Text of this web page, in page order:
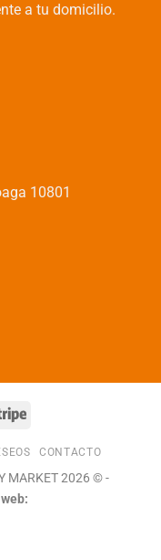
a tu domicilio.
10801
Stripe
CONTACTO
MARKET 2026 © -